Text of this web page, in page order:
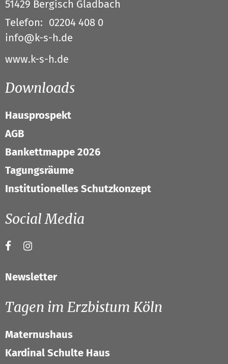
51429 Bergisch Gladbach
Telefon: 02204 408 0
info@k-s-h.de
www.k-s-h.de
Downloads
Hausprospekt
AGB
Bankettmappe 2026
Tagungsräume
Institutionelles Schutzkonzept
Social Media
Newsletter
Tagen im Erzbistum Köln
Maternushaus
Kardinal Schulte Haus